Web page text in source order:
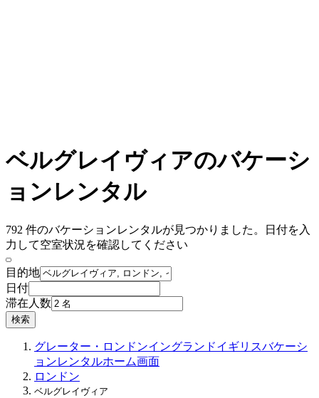
ベルグレイヴィアのバケーシ
ョンレンタル
792 件のバケーションレンタルが見つかりました。日付を入
力して空室状況を確認してください
目的地
日付
滞在人数
検索
グレーター・ロンドンイングランドイギリスバケーシ
ョンレンタルホーム画面
ロンドン
ベルグレイヴィア